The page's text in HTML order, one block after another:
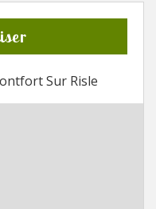
Sur Risle